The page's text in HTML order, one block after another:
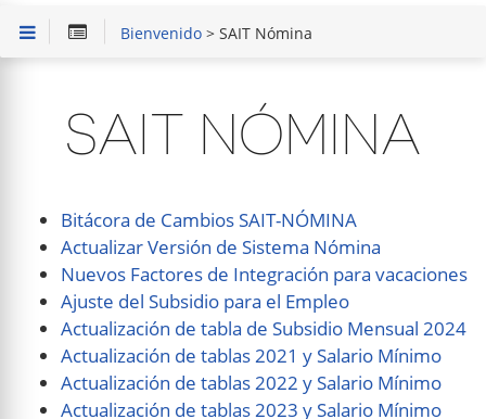
Bienvenido> SAIT Nómina
SAIT NÓMINA
Bitácora de Cambios SAIT-NÓMINA
Actualizar Versión de Sistema Nómina
Nuevos Factores de Integración para vacaciones
Ajuste del Subsidio para el Empleo
Actualización de tabla de Subsidio Mensual 2024
Actualización de tablas 2021 y Salario Mínimo
Actualización de tablas 2022 y Salario Mínimo
Actualización de tablas 2023 y Salario Mínimo